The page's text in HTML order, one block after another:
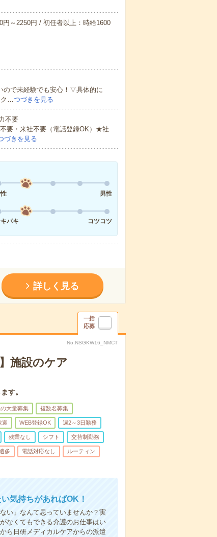
～2250円 / 初任者以上：時給1600
ので未経験でも安心！▽具体的に
ク…つづきを見る
不要
要・来社不要（電話登録OK）★社
づきを見る
男性
パキ
コツコツ
詳しく見る
一括
応募
No.NSGKW16_NMCT
施設のケア
す。
大量募集 複数名募集
迎 WEB登録OK 週2～3日勤務
残業なし シフト 交替制勤務
多 電話対応なし ルーティン
気持ちがあればOK！
い」なんて思っていませんか？実
なくてもできる介護のお仕事はい
ら日研メディカルケアからの派遣